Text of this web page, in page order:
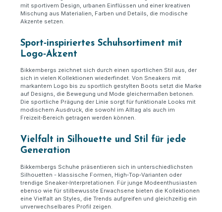
mit sportivem Design, urbanen Einflüssen und einer kreativen
Mischung aus Materialien, Farben und Details, die modische
Akzente setzen.
Sport‑inspiriertes Schuhsortiment mit
Logo‑Akzent
Bikkembergs zeichnet sich durch einen sportlichen Stil aus, der
sich in vielen Kollektionen wiederfindet. Von Sneakers mit
markantem Logo bis zu sportlich gestylten Boots setzt die Marke
auf Designs, die Bewegung und Mode gleichermaßen betonen.
Die sportliche Prägung der Linie sorgt für funktionale Looks mit
modischem Ausdruck, die sowohl im Alltag als auch im
Freizeit‑Bereich getragen werden können.
Vielfalt in Silhouette und Stil für jede
Generation
Bikkembergs Schuhe präsentieren sich in unterschiedlichsten
Silhouetten - klassische Formen, High‑Top‑Varianten oder
trendige Sneaker‑Interpretationen. Für junge Modeenthusiasten
ebenso wie für stilbewusste Erwachsene bieten die Kollektionen
eine Vielfalt an Styles, die Trends aufgreifen und gleichzeitig ein
unverwechselbares Profil zeigen.